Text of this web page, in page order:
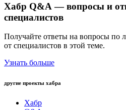
Хабр Q&A — вопросы и
специалистов
Получайте ответы на вопросы по
от специалистов в этой теме.
Узнать больше
другие проекты хабра
Хабр